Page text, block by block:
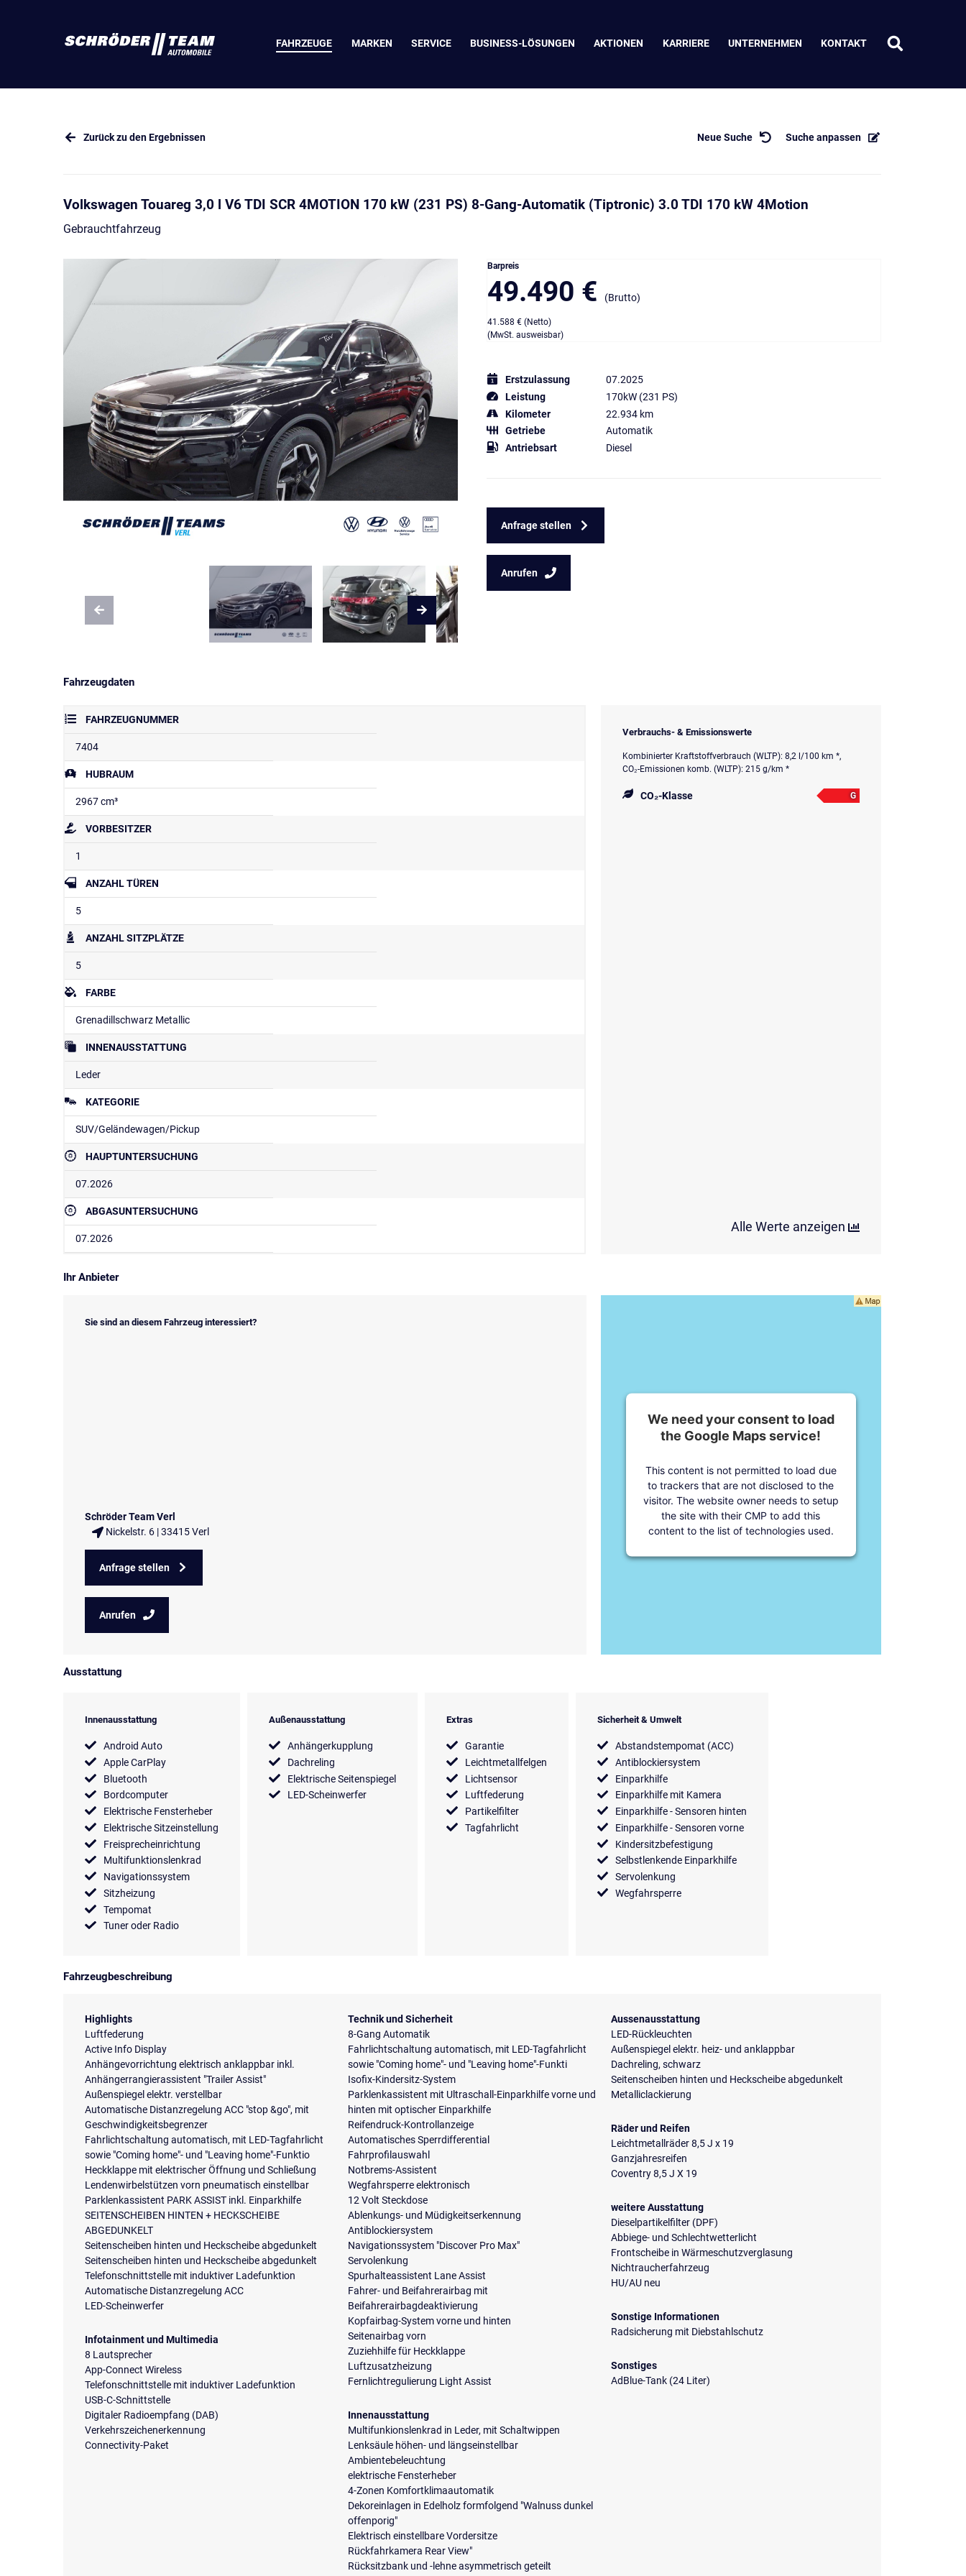
FAHRZEUGE MARKEN SERVICE BUSINESS-LÖSUNGEN AKTIONEN KARRIERE UNTERNEHMEN KONTAKT
Zurück zu den Ergebnissen Neue Suche Suche anpassen
Volkswagen Touareg 3,0 l V6 TDI SCR 4MOTION 170 kW (231 PS) 8-Gang-Automatik (Tiptronic) 3.0 TDI 170 kW 4Motion
Gebrauchtfahrzeug
Barpreis
49.490 € (Brutto)
41.588 € (Netto)
(MwSt. ausweisbar)
Erstzulassung
07.2025
Leistung
170kW (231 PS)
Kilometer
22.934 km
Getriebe
Automatik
Antriebsart
Diesel
Anfrage stellen
Anrufen
Fahrzeugdaten
FAHRZEUGNUMMER
7404
HUBRAUM
2967 cm³
VORBESITZER
1
ANZAHL TÜREN
5
ANZAHL SITZPLÄTZE
5
FARBE
Grenadillschwarz Metallic
INNENAUSSTATTUNG
Leder
KATEGORIE
SUV/Geländewagen/Pickup
HAUPTUNTERSUCHUNG
07.2026
ABGASUNTERSUCHUNG
07.2026
Verbrauchs- & Emissionswerte
Kombinierter Kraftstoffverbrauch (WLTP): 8,2 l/100 km *,
CO₂-Emissionen komb. (WLTP): 215 g/km *
CO₂-Klasse G
Alle Werte anzeigen
Ihr Anbieter
Sie sind an diesem Fahrzeug interessiert?
Schröder Team Verl
Nickelstr. 6 | 33415 Verl
Anfrage stellen
Anrufen
We need your consent to load
the Google Maps service!
This content is not permitted to load due
to trackers that are not disclosed to the
visitor. The website owner needs to setup
the site with their CMP to add this
content to the list of technologies used.
Ausstattung
Innenausstattung
Android Auto
Apple CarPlay
Bluetooth
Bordcomputer
Elektrische Fensterheber
Elektrische Sitzeinstellung
Freisprecheinrichtung
Multifunktionslenkrad
Navigationssystem
Sitzheizung
Tempomat
Tuner oder Radio
Außenausstattung
Anhängerkupplung
Dachreling
Elektrische Seitenspiegel
LED-Scheinwerfer
Extras
Garantie
Leichtmetallfelgen
Lichtsensor
Luftfederung
Partikelfilter
Tagfahrlicht
Sicherheit & Umwelt
Abstandstempomat (ACC)
Antiblockiersystem
Einparkhilfe
Einparkhilfe mit Kamera
Einparkhilfe - Sensoren hinten
Einparkhilfe - Sensoren vorne
Kindersitzbefestigung
Selbstlenkende Einparkhilfe
Servolenkung
Wegfahrsperre
Fahrzeugbeschreibung
Highlights
Luftfederung
Active Info Display
Anhängevorrichtung elektrisch anklappbar inkl.
Anhängerrangierassistent "Trailer Assist"
Außenspiegel elektr. verstellbar
Automatische Distanzregelung ACC "stop &go", mit
Geschwindigkeitsbegrenzer
Fahrlichtschaltung automatisch, mit LED-Tagfahrlicht
sowie "Coming home"- und "Leaving home"-Funktio
Heckklappe mit elektrischer Öffnung und Schließung
Lendenwirbelstützen vorn pneumatisch einstellbar
Parklenkassistent PARK ASSIST inkl. Einparkhilfe
SEITENSCHEIBEN HINTEN + HECKSCHEIBE
ABGEDUNKELT
Seitenscheiben hinten und Heckscheibe abgedunkelt
Seitenscheiben hinten und Heckscheibe abgedunkelt
Telefonschnittstelle mit induktiver Ladefunktion
Automatische Distanzregelung ACC
LED-Scheinwerfer
Infotainment und Multimedia
8 Lautsprecher
App-Connect Wireless
Telefonschnittstelle mit induktiver Ladefunktion
USB-C-Schnittstelle
Digitaler Radioempfang (DAB)
Verkehrszeichenerkennung
Connectivity-Paket
Technik und Sicherheit
8-Gang Automatik
Fahrlichtschaltung automatisch, mit LED-Tagfahrlicht
sowie "Coming home"- und "Leaving home"-Funkti
Isofix-Kindersitz-System
Parklenkassistent mit Ultraschall-Einparkhilfe vorne und
hinten mit optischer Einparkhilfe
Reifendruck-Kontrollanzeige
Automatisches Sperrdifferential
Fahrprofilauswahl
Notbrems-Assistent
Wegfahrsperre elektronisch
12 Volt Steckdose
Ablenkungs- und Müdigkeitserkennung
Antiblockiersystem
Navigationssystem "Discover Pro Max"
Servolenkung
Spurhalteassistent Lane Assist
Fahrer- und Beifahrerairbag mit
Beifahrerairbagdeaktivierung
Kopfairbag-System vorne und hinten
Seitenairbag vorn
Zuziehhilfe für Heckklappe
Luftzusatzheizung
Fernlichtregulierung Light Assist
Innenausstattung
Multifunkionslenkrad in Leder, mit Schaltwippen
Lenksäule höhen- und längseinstellbar
Ambientebeleuchtung
elektrische Fensterheber
4-Zonen Komfortklimaautomatik
Dekoreinlagen in Edelholz formfolgend "Walnuss dunkel
offenporig"
Elektrisch einstellbare Vordersitze
Rückfahrkamera Rear View"
Rücksitzbank und -lehne asymmetrisch geteilt
Aussenausstattung
LED-Rückleuchten
Außenspiegel elektr. heiz- und anklappbar
Dachreling, schwarz
Seitenscheiben hinten und Heckscheibe abgedunkelt
Metalliclackierung
Räder und Reifen
Leichtmetallräder 8,5 J x 19
Ganzjahresreifen
Coventry 8,5 J X 19
weitere Ausstattung
Dieselpartikelfilter (DPF)
Abbiege- und Schlechtwetterlicht
Frontscheibe in Wärmeschutzverglasung
Nichtraucherfahrzeug
HU/AU neu
Sonstige Informationen
Radsicherung mit Diebstahlschutz
Sonstiges
AdBlue-Tank (24 Liter)